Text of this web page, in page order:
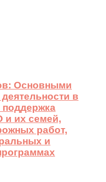
Основными
в
поддержка
и их семей,
работ,
и